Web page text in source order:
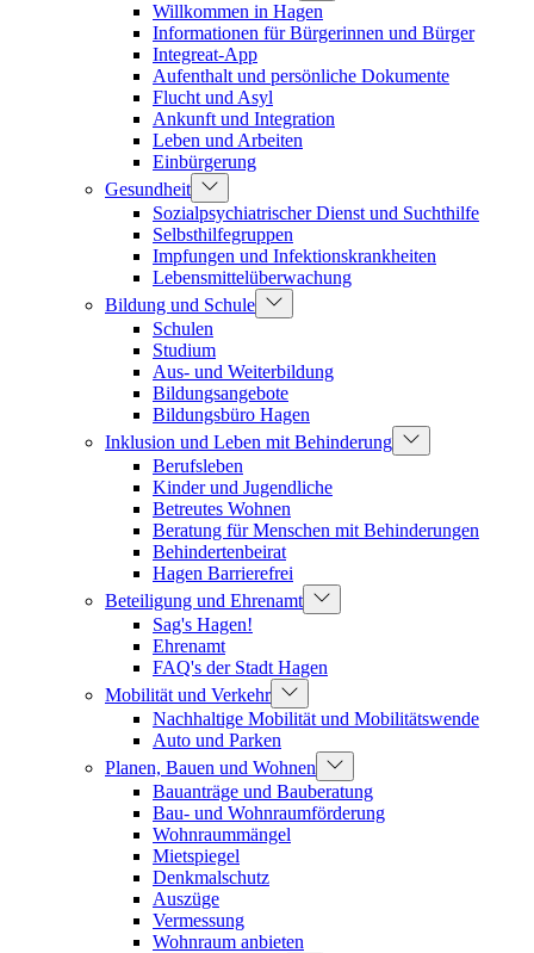
Willkommen in Hagen
Informationen für Bürgerinnen und Bürger
Integreat-App
Aufenthalt und persönliche Dokumente
Flucht und Asyl
Ankunft und Integration
Leben und Arbeiten
Einbürgerung
Gesundheit
Sozialpsychiatrischer Dienst und Suchthilfe
Selbsthilfegruppen
Impfungen und Infektionskrankheiten
Lebensmittelüberwachung
Bildung und Schule
Schulen
Studium
Aus- und Weiterbildung
Bildungsangebote
Bildungsbüro Hagen
Inklusion und Leben mit Behinderung
Berufsleben
Kinder und Jugendliche
Betreutes Wohnen
Beratung für Menschen mit Behinderungen
Behindertenbeirat
Hagen Barrierefrei
Beteiligung und Ehrenamt
Sag's Hagen!
Ehrenamt
FAQ's der Stadt Hagen
Mobilität und Verkehr
Nachhaltige Mobilität und Mobilitätswende
Auto und Parken
Planen, Bauen und Wohnen
Bauanträge und Bauberatung
Bau- und Wohnraumförderung
Wohnraummängel
Mietspiegel
Denkmalschutz
Auszüge
Vermessung
Wohnraum anbieten